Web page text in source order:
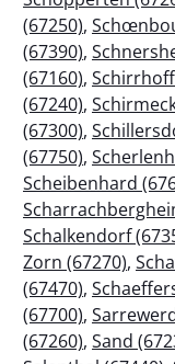
(67250),
(67390),
(67160),
(67240),
(67300),
(67750),
Scheibenhard
Schalkendorf
Zorn (67270),
(67470),
(67700),
(67260), Sand